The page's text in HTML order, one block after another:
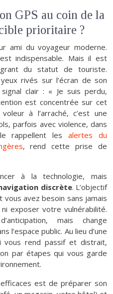
GPS au coin de la
prioritaire ?
ami du voyageur moderne.
indispensable. Mais il est
du statut de touriste.
rivés sur l’écran de son
clair : « Je suis perdu,
est concentrée sur cet
à l’arraché, c’est une
parfois avec violence, dans
le rappellent lesalertes du
, rend cette prise de
à la technologie, mais
discrète. L’objectif
vous avez besoin sans jamais
exposer votre vulnérabilité.
mais change
l’espace public. Au lieu d’une
vous rend passif et distrait,
par étapes qui vous garde
est de préparer son